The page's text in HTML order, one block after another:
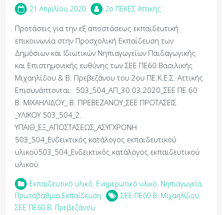
21 Απριλίου 2020 2o ΠΕΚΕΣ Αττικής
Προτάσεις για την εξ αποστάσεως εκπαιδευτική
επικοινωνία στην Προσχολική Εκπαίδευση των
Δημόσιων και Ιδιωτικών Νηπιαγωγείων Παιδαγωγικής
και Επιστημονικής ευθύνης των ΣΕΕ ΠΕ60 Βασιλικής
Μιχαηλίδου & Β. Πρεβεζάνου του 2ου ΠΕ.Κ.Ε.Σ. Αττικής
Επισυνάπτονται: 503_504_ΑΠ_30.03.2020_ΣΕΕ ΠΕ 60
Β. ΜΙΧΑΗΛΙΔΟΥ_ Β. ΠΡΕΒΕΖΑΝΟΥ_ΣΕΕ ΠΡΟΤΑΣΕΙΣ
_ΥΛΙΚΟΥ 503_504_2.
ΥΠΑΙΘ_ΕΞ_ΑΠΟΣΤΑΣΕΩΣ_ΑΣΥΓΧΡΟΝΗ
503_504_Ενδεικτικός κατάλογος εκπαιδευτικού
υλικού503_504_Ενδεικτικός κατάλογος εκπαιδευτικού
υλικού
Εκπαιδευτικό υλικό, Ενημερωτικό υλικό, Νηπιαγωγεία,
Πρωτοβάθμια Εκπαίδευση
ΣΕΕ ΠΕ60 Β. Μιχαηλίδου,
ΣΕΕ ΠΕ60 Β. Πρεβεζάνου